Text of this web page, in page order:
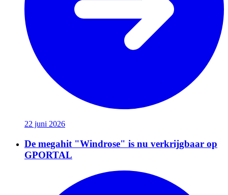
22 juni 2026
De megahit "Windrose" is nu verkrijgbaar op
GPORTAL